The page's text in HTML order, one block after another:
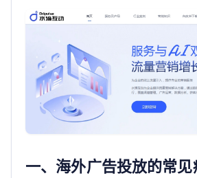
一、海外广告投放的常见